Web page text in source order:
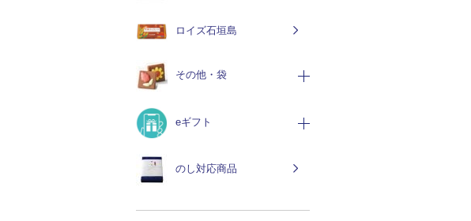
ロイズ石垣島
その他・袋
eギフト
のし対応商品